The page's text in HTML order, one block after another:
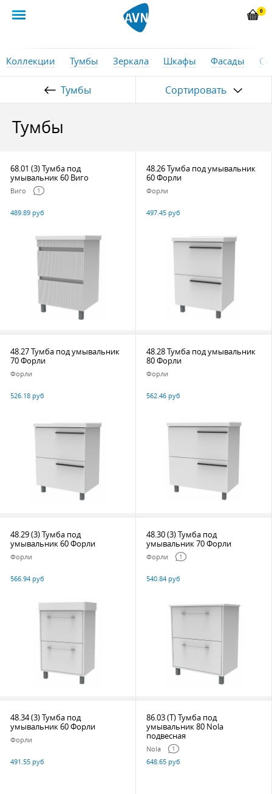
0
Коллекции Тумбы Зеркала Шкафы Фасады
Тумбы Сортировать
Тумбы
68.01 (3) Тумба под
умывальник 60 Виго
Виго 1
489.89 руб
48.26 Тумба под умывальник
60 Форли
Форли
497.45 руб
48.27 Тумба под умывальник
70 Форли
Форли
526.18 руб
48.28 Тумба под умывальник
80 Форли
Форли
562.46 руб
48.29 (3) Тумба под
умывальник 60 Форли
Форли
566.94 руб
48.30 (3) Тумба под
умывальник 70 Форли
Форли 1
540.84 руб
48.34 (3) Тумба под
умывальник 60 Форли
Форли
491.55 руб
86.03 (Т) Тумба под
умывальник 80 Nola
подвесная
Nola 1
648.65 руб